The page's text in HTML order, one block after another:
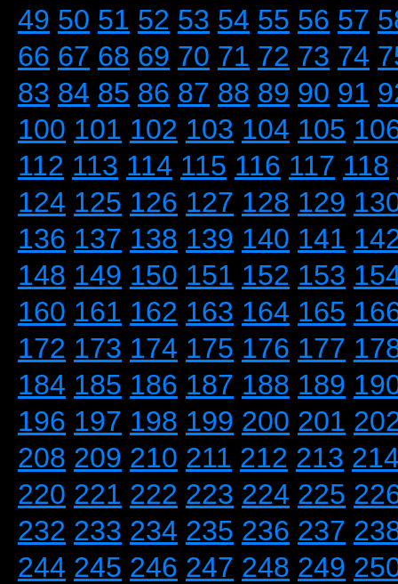
49 50 51 52 53 54 55 56 57
66 67 68 69 70 71 72 73 74
83 84 85 86 87 88 89 90 91
100 101 102 103 104 105
112 113 114 115 116 117 118
124 125 126 127 128 129
136 137 138 139 140 141
148 149 150 151 152 153
160 161 162 163 164 165
172 173 174 175 176 177
184 185 186 187 188 189
196 197 198 199 200 201
208 209 210 211 212 213
220 221 222 223 224 225
232 233 234 235 236 237
244 245 246 247 248 249